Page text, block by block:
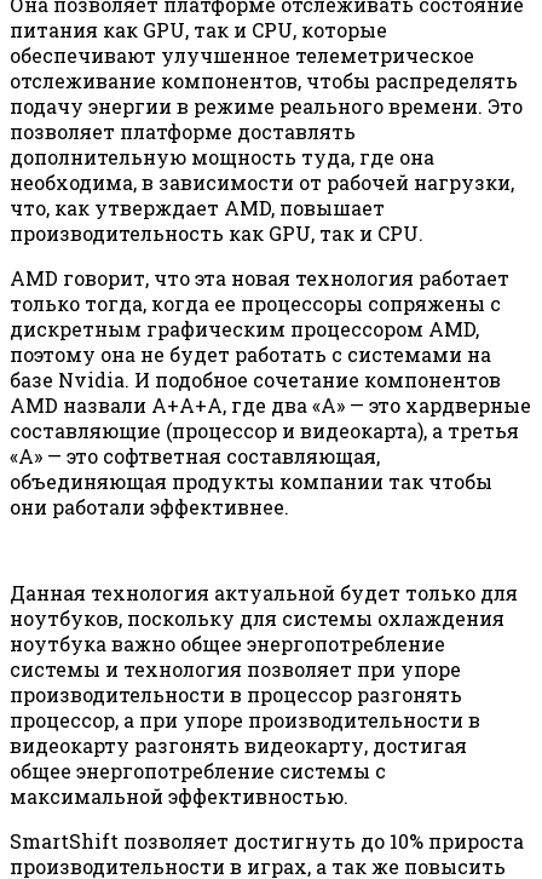
питания как GPU, так и CPU, которые
обеспечивают улучшенное телеметрическое
отслеживание компонентов, чтобы распределять
подачу энергии в режиме реального времени. Это
позволяет платформе доставлять
дополнительную мощность туда, где она
необходима, в зависимости от рабочей нагрузки,
что, как утверждает AMD, повышает
производительность как GPU, так и CPU.
AMD говорит, что эта новая технология работает
только тогда, когда ее процессоры сопряжены с
дискретным графическим процессором AMD,
поэтому она не будет работать с системами на
базе Nvidia. И подобное сочетание компонентов
AMD назвали А+А+А, где два «А» — это хардверные
составляющие (процессор и видеокарта), а третья
«А» — это софтветная составляющая,
объединяющая продукты компании так чтобы
они работали эффективнее.
Данная технология актуальной будет только для
ноутбуков, поскольку для системы охлаждения
ноутбука важно общее энергопотребление
системы и технология позволяет при упоре
производительности в процессор разгонять
процессор, а при упоре производительности в
видеокарту разгонять видеокарту, достигая
общее энергопотребление системы с
максимальной эффективностью.
SmartShift позволяет достигнуть до 10% прироста
производительности в играх, а так же повысить